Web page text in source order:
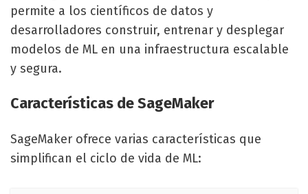
permite a los científicos de datos y
desarrolladores construir, entrenar y desplegar
modelos de ML en una infraestructura escalable
y segura.
Características de SageMaker
SageMaker ofrece varias características que
simplifican el ciclo de vida de ML: